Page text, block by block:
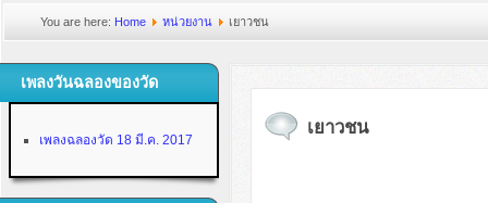
You are here: Home หน่วยงาน เยาวชน
เพลงวันฉลองของวัด
เพลงฉลองวัด 18 มี.ค. 2017
เยาวชน